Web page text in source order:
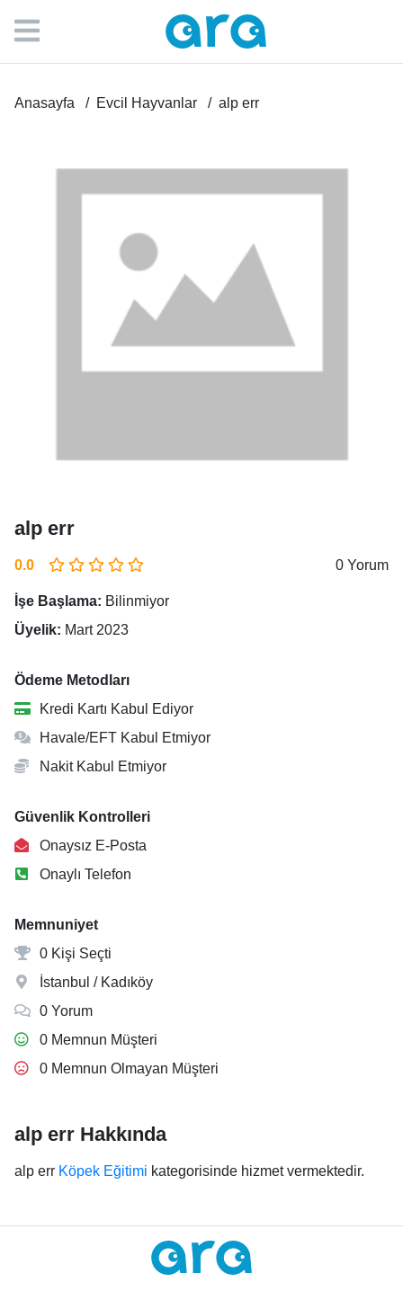
Anasayfa Evcil Hayvanlar alp err
alp err
0.0 0 Yorum
İşe Başlama: Bilinmiyor
Üyelik: Mart 2023
Ödeme Metodları
Kredi Kartı Kabul Ediyor
Havale/EFT Kabul Etmiyor
Nakit Kabul Etmiyor
Güvenlik Kontrolleri
Onaysız E-Posta
Onaylı Telefon
Memnuniyet
0 Kişi Seçti
İstanbul / Kadıköy
0 Yorum
0 Memnun Müşteri
0 Memnun Olmayan Müşteri
alp err Hakkında
alp err Köpek Eğitimi kategorisinde hizmet vermektedir.